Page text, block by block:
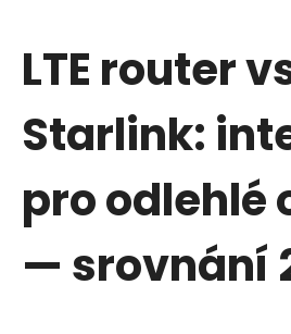
LTE router
Starlink:
pro odlehlé
— srovnání